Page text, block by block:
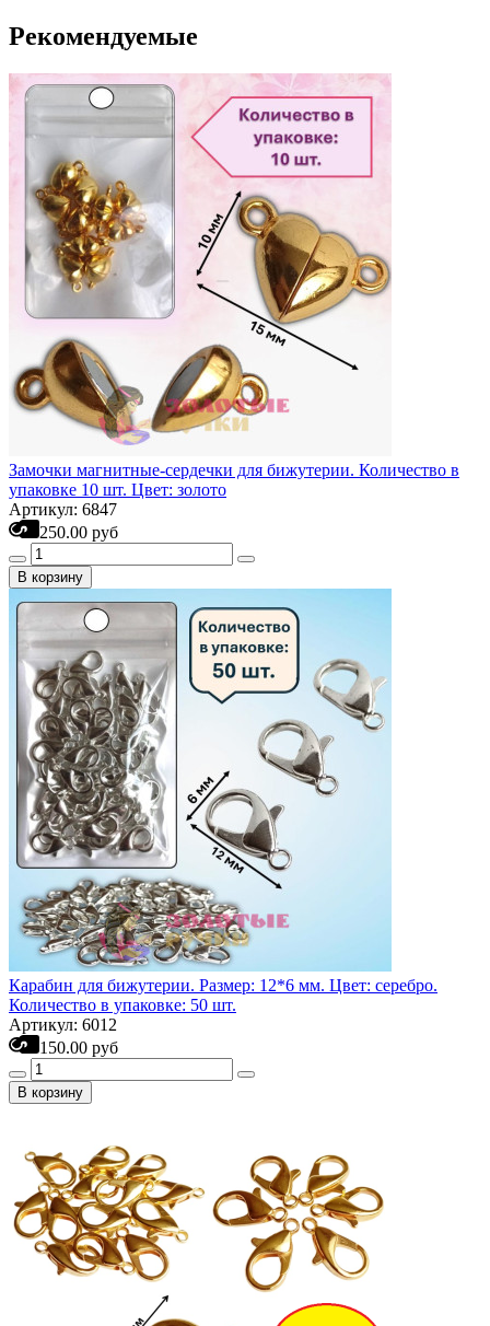
Рекомендуемые
Замочки магнитные-сердечки для бижутерии. Количество в
упаковке 10 шт. Цвет: золото
Артикул: 6847
250.00 руб
В корзину
Карабин для бижутерии. Размер: 12*6 мм. Цвет: серебро.
Количество в упаковке: 50 шт.
Артикул: 6012
150.00 руб
В корзину